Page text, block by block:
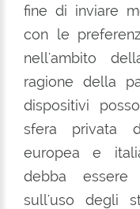
fine di inviare
con le
nell'ambito
ragione della
dispositivi
sfera privata
europea e
debba essere
sull'uso degli